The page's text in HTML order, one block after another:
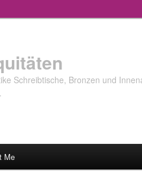
Schreibtische, Bronzen und
Me